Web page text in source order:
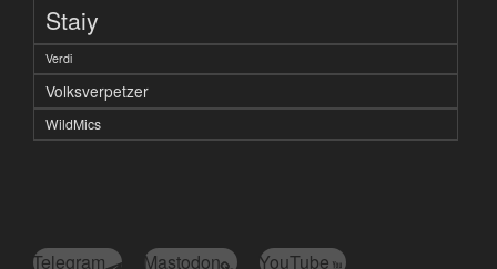
Staiy
Verdi
Volksverpetzer
WildMics
Telegram Mastodon YouTube